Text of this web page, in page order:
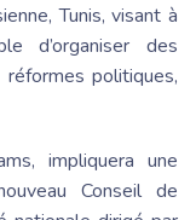
Tunis, visant à
d’organiser des
politiques,
impliquera une
Conseil de